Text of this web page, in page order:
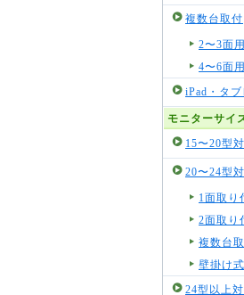
複数台取付
2〜3面
4〜6面用
iPad・タブ
モニターサイ
15〜20型
20〜24型
1面取り
2面取り
複数台
壁掛け式
24型以上